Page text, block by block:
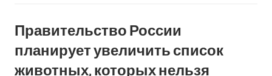
Правительство России
планирует увеличить список
животных, которых нельзя